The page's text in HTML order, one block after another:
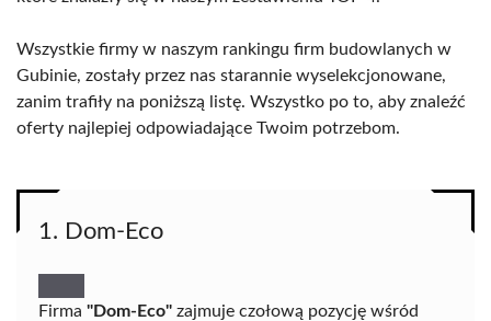
Wszystkie firmy w naszym rankingu firm budowlanych w
Gubinie, zostały przez nas starannie wyselekcjonowane,
zanim trafiły na poniższą listę. Wszystko po to, aby znaleźć
oferty najlepiej odpowiadające Twoim potrzebom.
1. Dom-Eco
Firma "Dom-Eco" zajmuje czołową pozycję wśród